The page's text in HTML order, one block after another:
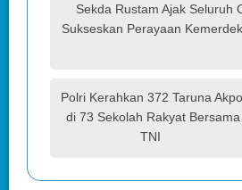
Sekda Rustam Ajak Seluruh
Sukseskan Perayaan
Polri Kerahkan 372 Taruna
di 73 Sekolah Rakyat
TNI